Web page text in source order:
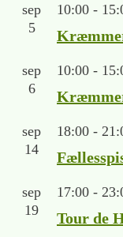
sep
5
10:00 -
sep
6
10:00 -
sep
14
18:00 -
sep
19
17:00 -
Tour de